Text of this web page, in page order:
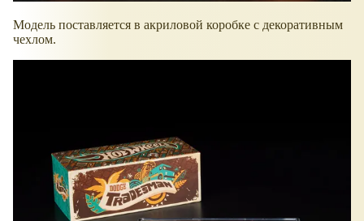
Модель поставляется в акриловой коробке с декоративным
чехлом.